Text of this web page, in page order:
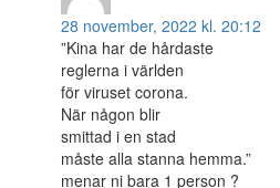
28 november, 2022 kl. 20:12
”Kina har de hårdaste
reglerna i världen
för viruset corona.
När någon blir
smittad i en stad
måste alla stanna hemma.”
menar ni bara 1 person ?